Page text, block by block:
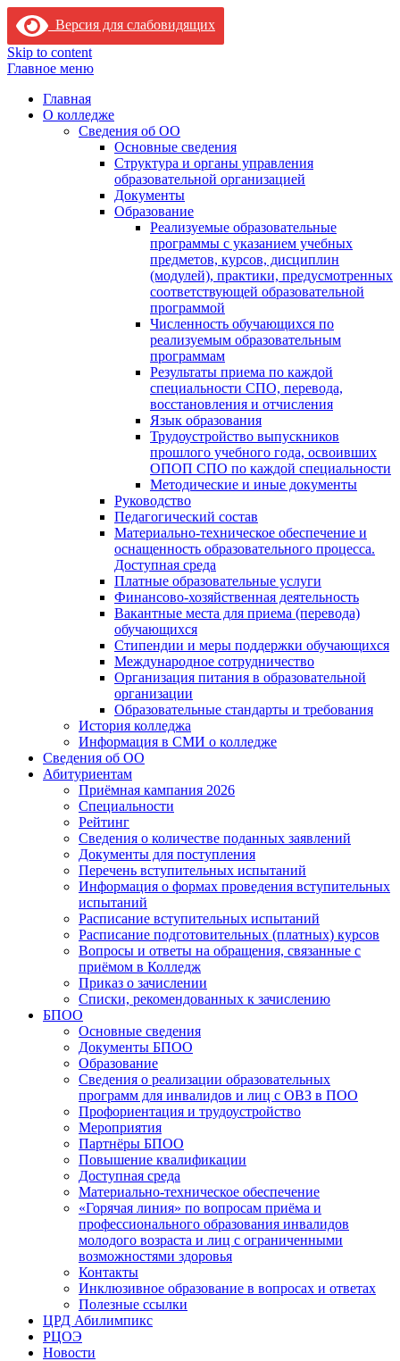
Версия для слабовидящих
Skip to content
Главное меню
Главная
О колледже
Сведения об ОО
Основные сведения
Структура и органы управления
образовательной организацией
Документы
Образование
Реализуемые образовательные
программы с указанием учебных
предметов, курсов, дисциплин
(модулей), практики, предусмотренных
соответствующей образовательной
программой
Численность обучающихся по
реализуемым образовательным
программам
Результаты приема по каждой
специальности СПО, перевода,
восстановления и отчисления
Язык образования
Трудоустройство выпускников
прошлого учебного года, освоивших
ОПОП СПО по каждой специальности
Методические и иные документы
Руководство
Педагогический состав
Материально-техническое обеспечение и
оснащенность образовательного процесса.
Доступная среда
Платные образовательные услуги
Финансово-хозяйственная деятельность
Вакантные места для приема (перевода)
обучающихся
Стипендии и меры поддержки обучающихся
Международное сотрудничество
Организация питания в образовательной
организации
Образовательные стандарты и требования
История колледжа
Информация в СМИ о колледже
Сведения об ОО
Абитуриентам
Приёмная кампания 2026
Специальности
Рейтинг
Сведения о количестве поданных заявлений
Документы для поступления
Перечень вступительных испытаний
Информация о формах проведения вступительных
испытаний
Расписание вступительных испытаний
Расписание подготовительных (платных) курсов
Вопросы и ответы на обращения, связанные с
приёмом в Колледж
Приказ о зачислении
Списки, рекомендованных к зачислению
БПОО
Основные сведения
Документы БПОО
Образование
Сведения о реализации образовательных
программ для инвалидов и лиц с ОВЗ в ПОО
Профориентация и трудоустройство
Мероприятия
Партнёры БПОО
Повышение квалификации
Доступная среда
Материально-техническое обеспечение
«Горячая линия» по вопросам приёма и
профессионального образования инвалидов
молодого возраста и лиц с ограниченными
возможностями здоровья
Контакты
Инклюзивное образование в вопросах и ответах
Полезные ссылки
ЦРД Абилимпикс
РЦОЭ
Новости